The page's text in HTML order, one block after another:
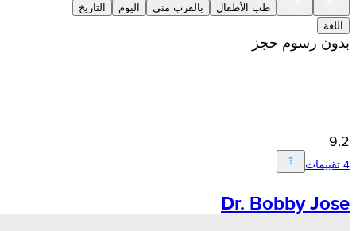
طب الأطفال بالقرب مني اليوم
التاريخ
اللغة
بدون رسوم حجز
9.2
Dr. Bobby Jose